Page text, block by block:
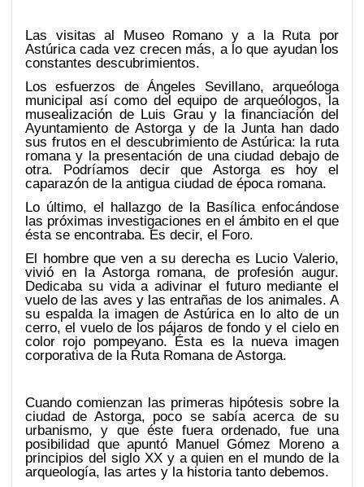
Las visitas al Museo Romano y a la Ruta por
Astúrica cada vez crecen más, a lo que ayudan los
constantes descubrimientos.
Los esfuerzos de Ángeles Sevillano, arqueóloga
municipal así como del equipo de arqueólogos, la
musealización de Luis Grau y la financiación del
Ayuntamiento de Astorga y de la Junta han dado
sus frutos en el descubrimiento de Astúrica: la ruta
romana y la presentación de una ciudad debajo de
otra. Podríamos decir que Astorga es hoy el
caparazón de la antigua ciudad de época romana.
Lo último, el hallazgo de la Basílica enfocándose
las próximas investigaciones en el ámbito en el que
ésta se encontraba. Es decir, el Foro.
El hombre que ven a su derecha es Lucio Valerio,
vivió en la Astorga romana, de profesión augur.
Dedicaba su vida a adivinar el futuro mediante el
vuelo de las aves y las entrañas de los animales. A
su espalda la imagen de Astúrica en lo alto de un
cerro, el vuelo de los pájaros de fondo y el cielo en
color rojo pompeyano. Ésta es la nueva imagen
corporativa de la Ruta Romana de Astorga.
Cuando comienzan las primeras hipótesis sobre la
ciudad de Astorga, poco se sabía acerca de su
urbanismo, y que éste fuera ordenado, fue una
posibilidad que apuntó Manuel Gómez Moreno a
principios del siglo XX y a quien en el mundo de la
arqueología, las artes y la historia tanto debemos.